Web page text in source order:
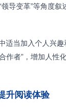
领导变革”等角度
适当加入个人兴趣
作者”，增加人性化
升阅读体验